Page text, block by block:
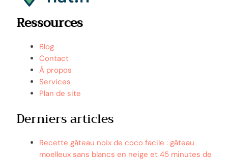
Ressources
Blog
Contact
À propos
Services
Plan de site
Derniers articles
Recette gâteau noix de coco facile : gâteau
moelleux sans blancs en neige et 45 minutes de